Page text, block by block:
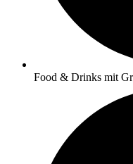
Food & Drinks mit